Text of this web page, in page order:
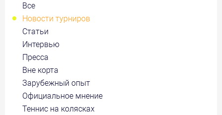
Все
Новости турниров
Статьи
Интервью
Пресса
Вне корта
Зарубежный опыт
Официальное мнение
Теннис на колясках